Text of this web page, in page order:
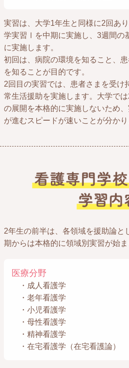
実習は、大学1年生と同様に2回あ
学実習Ⅰを中期に実施し、3週間の
に実施します。
初回は、病院の環境を知ること、
を知ることが目的です。
2回目の実習では、患者さまを受け
常生活援助を実施します。大学で
の展開を本格的に実施しないため
が進むスピードが速いことが分かり
2年生の前半は、各領域を援助論と
期からは本格的に領域別実習が始ま
医療分野
・成人看護学
・老年看護学
・小児看護学
・母性看護学
・精神看護学
・在宅看護学（在宅看護論）